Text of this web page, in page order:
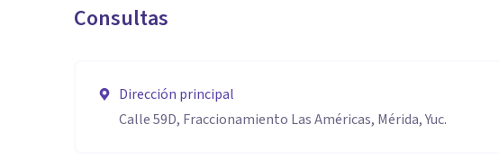
Consultas
Dirección principal
Calle 59D, Fraccionamiento Las Américas, Mérida, Yuc.